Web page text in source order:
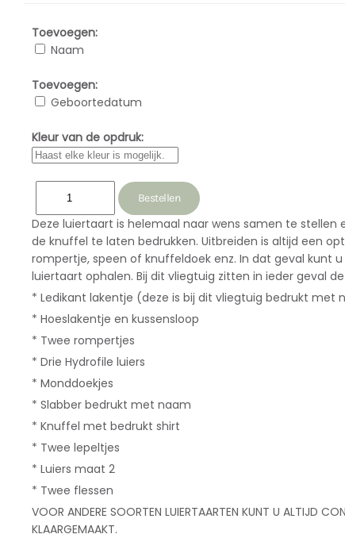
Toevoegen:
Naam
Toevoegen:
Geboortedatum
Kleur van de opdruk:
Deze luiertaart is helemaal naar wens samen te
de knuffel te laten bedrukken. Uitbreiden is altijd een
rompertje, speen of knuffeldoek enz. In dat geval kunt
luiertaart ophalen. Bij dit vliegtuig zitten in ieder geval
* Ledikant lakentje (deze is bij dit vliegtuig bedrukt met
* Hoeslakentje en kussensloop
* Twee rompertjes
* Drie Hydrofile luiers
* Monddoekjes
* Slabber bedrukt met naam
* Knuffel met bedrukt shirt
* Twee lepeltjes
* Luiers maat 2
* Twee flessen
VOOR ANDERE SOORTEN LUIERTAARTEN KUNT U ALTIJD
KLAARGEMAAKT.